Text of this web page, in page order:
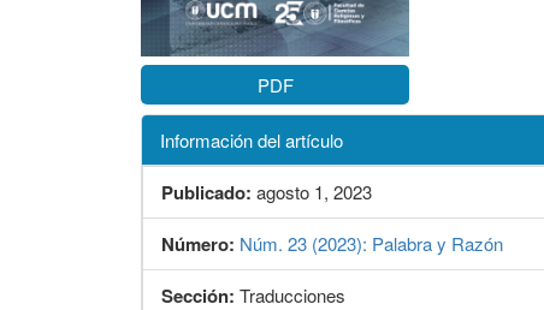
PDF
Información del artículo
Publicado: agosto 1, 2023
Número: Núm. 23 (2023): Palabra y Razón
Sección: Traducciones